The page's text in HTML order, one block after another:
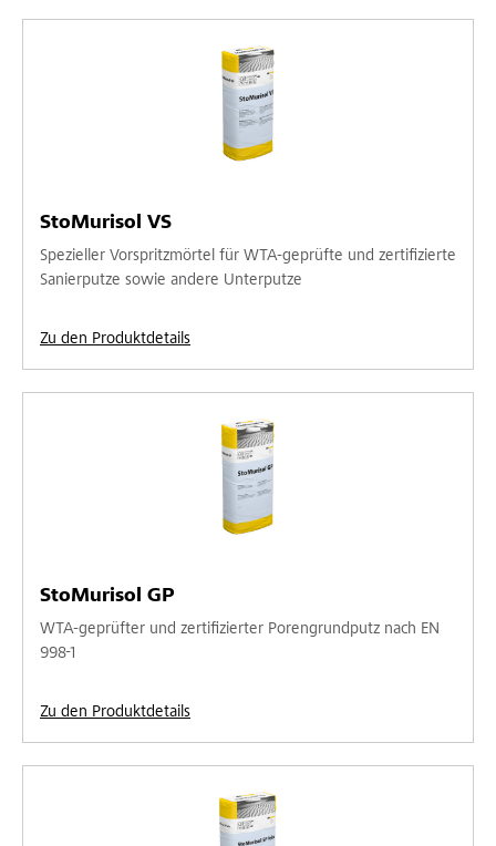
StoMurisol VS
Spezieller Vorspritzmörtel für WTA-geprüfte und zertifizierte
Sanierputze sowie andere Unterputze
Zu den Produktdetails
StoMurisol GP
WTA-geprüfter und zertifizierter Porengrundputz nach EN
998-1
Zu den Produktdetails